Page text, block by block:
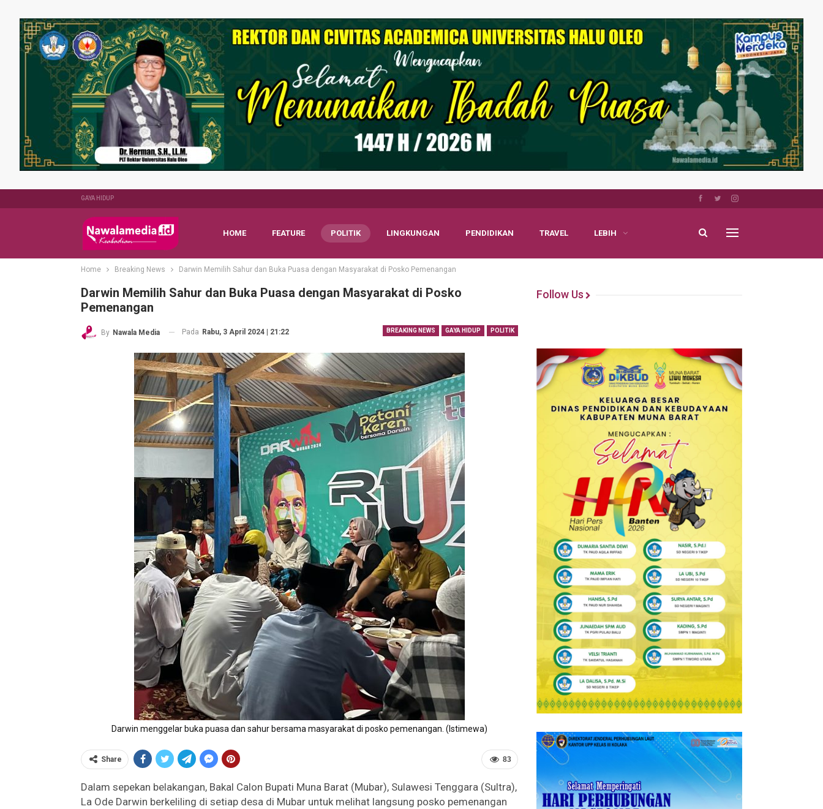
GAYA HIDUP
HOME FEATURE POLITIK LINGKUNGAN PENDIDIKAN TRAVEL LEBIH
Home Breaking News Darwin Memilih Sahur dan Buka Puasa dengan Masyarakat di Posko Pemenangan
Darwin Memilih Sahur dan Buka Puasa dengan Masyarakat di Posko
Pemenangan
BREAKING NEWS GAYA HIDUP POLITIK
By Nawala Media Pada Rabu, 3 April 2024 | 21:22
Darwin menggelar buka puasa dan sahur bersama masyarakat di posko pemenangan. (Istimewa)
83
Share
Dalam sepekan belakangan, Bakal Calon Bupati Muna Barat (Mubar), Sulawesi Tenggara (Sultra),
La Ode Darwin berkeliling di setiap desa di Mubar untuk melihat langsung posko pemenangan
Follow Us